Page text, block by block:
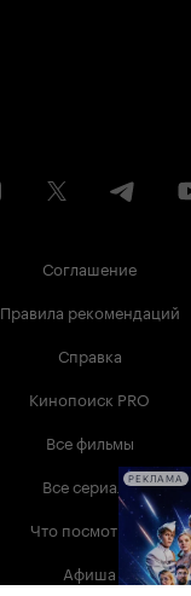
Соглашение
Правила рекомендаций
Справка
Кинопоиск PRO
Все фильмы
Все сериалы
Что посмотреть
Афиша
РЕКЛАМА